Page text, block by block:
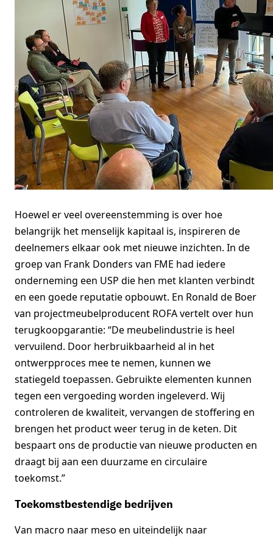
Hoewel er veel overeenstemming is over hoe
belangrijk het menselijk kapitaal is, inspireren de
deelnemers elkaar ook met nieuwe inzichten. In de
groep van Frank Donders van FME had iedere
onderneming een USP die hen met klanten verbindt
en een goede reputatie opbouwt. En Ronald de Boer
van projectmeubelproducent ROFA vertelt over hun
terugkoopgarantie: “De meubelindustrie is heel
vervuilend. Door herbruikbaarheid al in het
ontwerpproces mee te nemen, kunnen we
statiegeld toepassen. Gebruikte elementen kunnen
tegen een vergoeding worden ingeleverd. Wij
controleren de kwaliteit, vervangen de stoffering en
brengen het product weer terug in de keten. Dit
bespaart ons de productie van nieuwe producten en
draagt bij aan een duurzame en circulaire
toekomst.”
Toekomstbestendige bedrijven
Van macro naar meso en uiteindelijk naar